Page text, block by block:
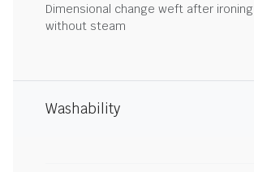
Dimensional change weft after ironing
without steam
Washability